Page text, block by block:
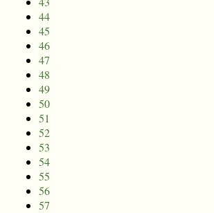
44
45
46
47
48
49
50
51
52
53
54
55
56
57